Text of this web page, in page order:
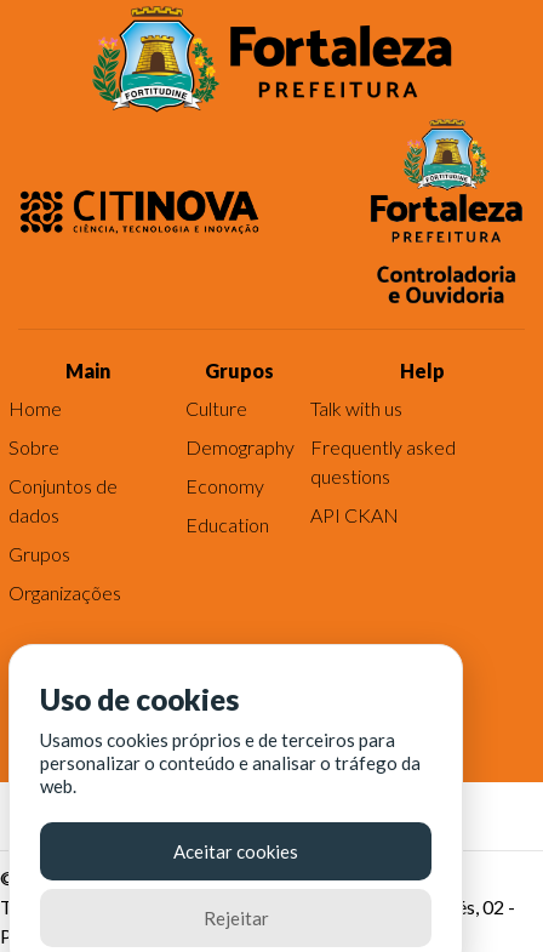
Main
Home
Sobre
Conjuntos de
dados
Grupos
Organizações
Grupos
Culture
Demography
Economy
Education
Help
Talk with us
Frequently asked
questions
API CKAN
© Fortaleza Digital || CITINOVA - Fundação de Ciência,
Tecnologia e Inovação de Fortaleza - Rua dos Tremembés, 02 -
Praia de Iracema - Fortaleza-CE
Uso de cookies
Usamos cookies próprios e de terceiros para
personalizar o conteúdo e analisar o tráfego da
web.
Aceitar cookies
Rejeitar